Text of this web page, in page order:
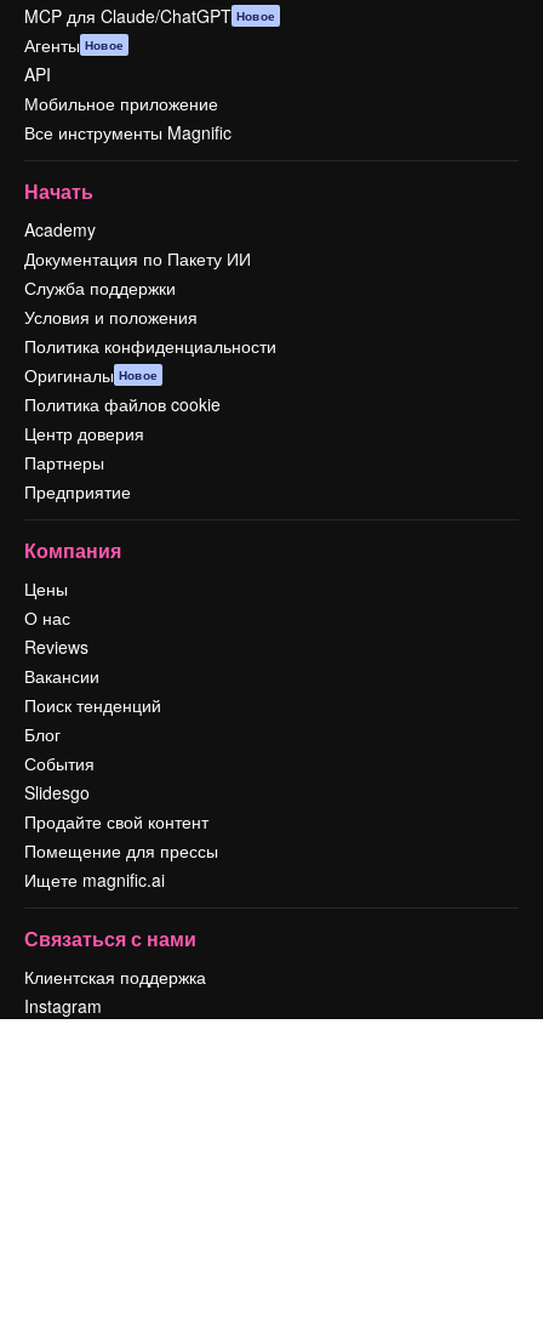
MCP для Claude/ChatGPT Новое
Агенты Новое
API
Мобильное приложение
Все инструменты Magnific
Начать
Academy
Документация по Пакету ИИ
Служба поддержки
Условия и положения
Политика конфиденциальности
Оригиналы Новое
Политика файлов cookie
Центр доверия
Партнеры
Предприятие
Компания
Цены
О нас
Reviews
Вакансии
Поиск тенденций
Блог
События
Slidesgo
Продайте свой контент
Помещение для прессы
Ищете magnific.ai
Связаться с нами
Клиентская поддержка
Instagram